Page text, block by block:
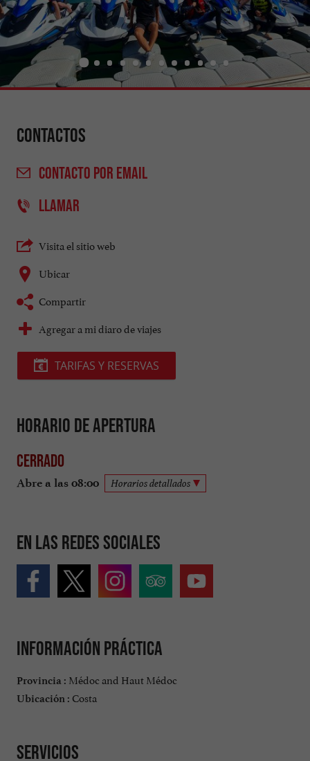
Contactos
CONTACTO POR EMAIL
LLAMAR
Visita el sitio web
Ubicar
Compartir
Agregar a mi diaro de viajes
TARIFAS Y RESERVAS
Horario de apertura
Cerrado
Abre a las 08:00 Horarios detallados
En las redes sociales
Información práctica
Provincia : Médoc and Haut Médoc
Ubicación : Costa
Servicios